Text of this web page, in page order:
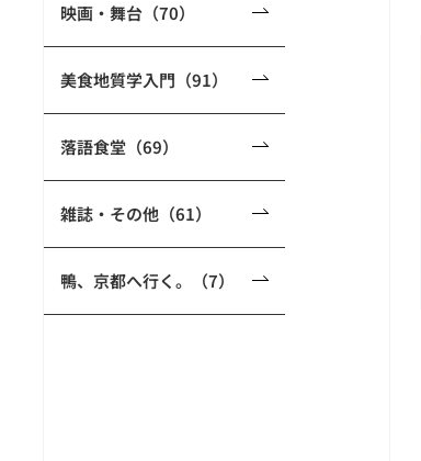
映画・舞台（70）
美食地質学入門（91）
落語食堂（69）
雑誌・その他（61）
鴨、京都へ行く。（7）